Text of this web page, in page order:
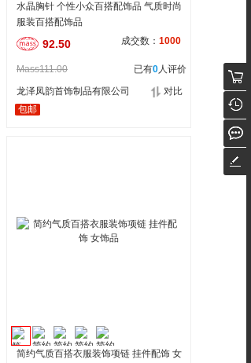
水晶胸针 个性小众百搭配饰品 气质时尚
服装百搭配饰品
92.50 成交数： 1000
Mass111.00 已有0人评价
龙泽凤韵首饰制品有限公司
对比
包邮
简约气质百搭衣服装饰项链 挂件配饰 女